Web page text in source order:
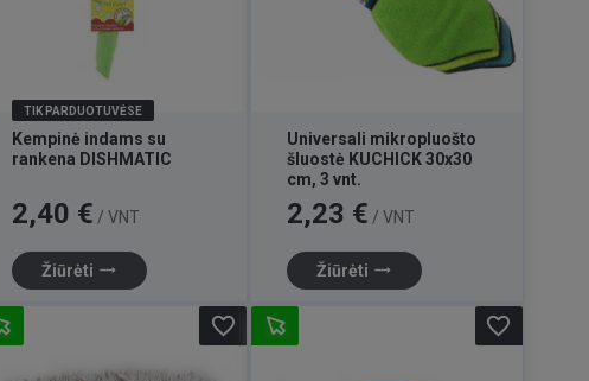
TIK PARDUOTUVĖSE
Kempinė indams su
rankena DISHMATIC
Kaina
2,40 € / VNT
Žiūrėti trending_flat
Universali mikropluošto
šluostė KUCHICK 30x30
cm, 3 vnt.
Kaina
2,23 € / VNT
Žiūrėti trending_flat
favorite_border favorite_border